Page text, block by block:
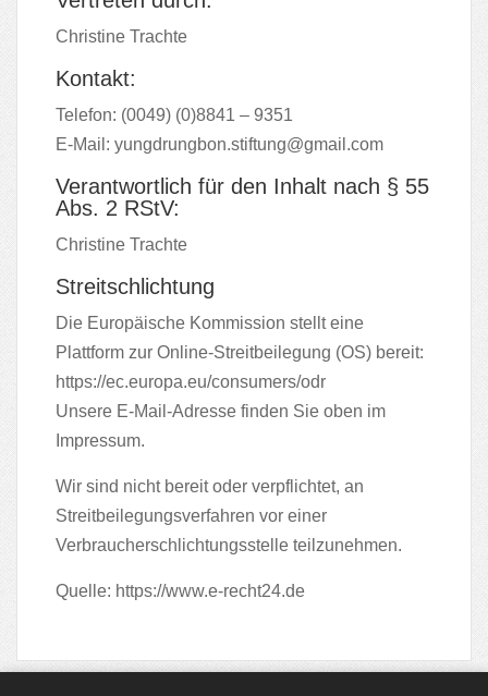
Christine Trachte
Kontakt:
Telefon: (0049) (0)8841 – 9351
E-Mail: yungdrungbon.stiftung@gmail.com
Verantwortlich für den Inhalt nach § 55
Abs. 2 RStV:
Christine Trachte
Streitschlichtung
Die Europäische Kommission stellt eine
Plattform zur Online-Streitbeilegung (OS) bereit:
https://ec.europa.eu/consumers/odr
Unsere E-Mail-Adresse finden Sie oben im
Impressum.
Wir sind nicht bereit oder verpflichtet, an
Streitbeilegungsverfahren vor einer
Verbraucherschlichtungsstelle teilzunehmen.
Quelle: https://www.e-recht24.de